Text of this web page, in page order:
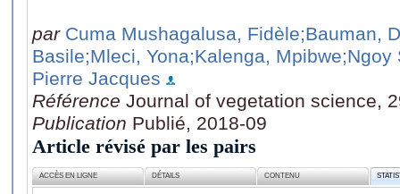
par Cuma Mushagalusa, Fidèle;Bauman,
Basile;Mleci, Yona;Kalenga, Mpibwe;Ngoy
Pierre Jacques
Référence Journal of vegetation science,
Publication Publié, 2018-09
Article révisé par les pairs
ACCÈS EN LIGNE DÉTAILS CONTENU